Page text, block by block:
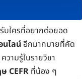
บใครที่อยากต่อยอด
นไลน์อีกมากมายที่คัด
ความรู้ในรายวิชา
CEFR ที่น้อง ๆ